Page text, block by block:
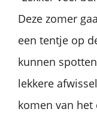
Deze zomer
een tentje op
kunnen
lekkere
komen van het